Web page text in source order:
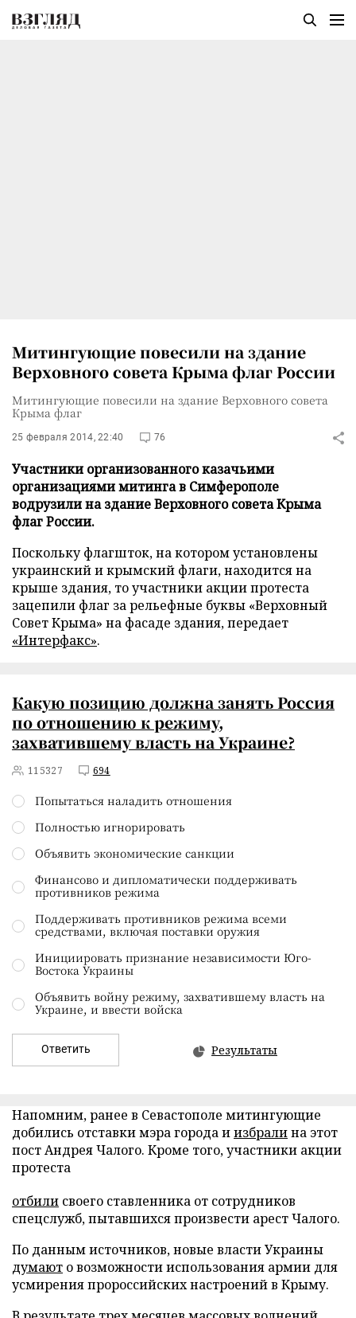
Митингующие повесили на здание
Верховного совета Крыма флаг России
Митингующие повесили на здание Верховного совета
Крыма флаг
25 февраля 2014, 22:40 76
Участники организованного казачьими
организациями митинга в Симферополе
водрузили на здание Верховного совета Крыма
флаг России.
Поскольку флагшток, на котором установлены
украинский и крымский флаги, находится на
крыше здания, то участники акции протеста
зацепили флаг за рельефные буквы «Верховный
Совет Крыма» на фасаде здания, передает
«Интерфакс».
Какую позицию должна занять Россия
по отношению к режиму,
захватившему власть на Украине?
115327 694
Попытаться наладить отношения
Полностью игнорировать
Объявить экономические санкции
Финансово и дипломатически поддерживать
противников режима
Поддерживать противников режима всеми
средствами, включая поставки оружия
Инициировать признание независимости Юго-
Востока Украины
Объявить войну режиму, захватившему власть на
Украине, и ввести войска
Ответить Результаты
Напомним, ранее в Севастополе митингующие
добились отставки мэра города иизбралина этот
пост Андрея Чалого. Кроме того, участники акции
протеста
отбили своего ставленника от сотрудников
спецслужб, пытавшихся произвести арест Чалого.
По данным источников, новые власти Украины
думают о возможности использования армии для
усмирения пророссийских настроений в Крыму.